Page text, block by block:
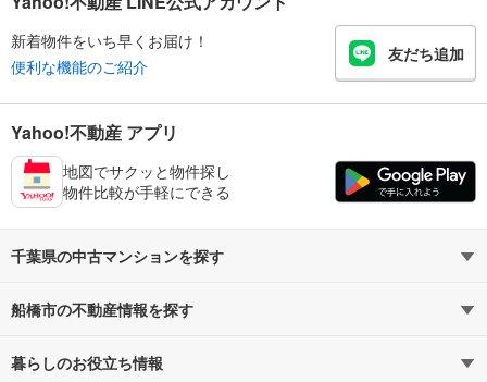
新着物件をいち早くお届け！
便利な機能のご紹介
友だち追加
Yahoo!不動産 アプリ
地図でサクッと物件探し
物件比較が手軽にできる
千葉県の中古マンションを探す
路線・駅から探す
通勤・通学時間から探す
船橋市の不動産情報を探す
不動産・住宅
暮らしのお役立ち情報